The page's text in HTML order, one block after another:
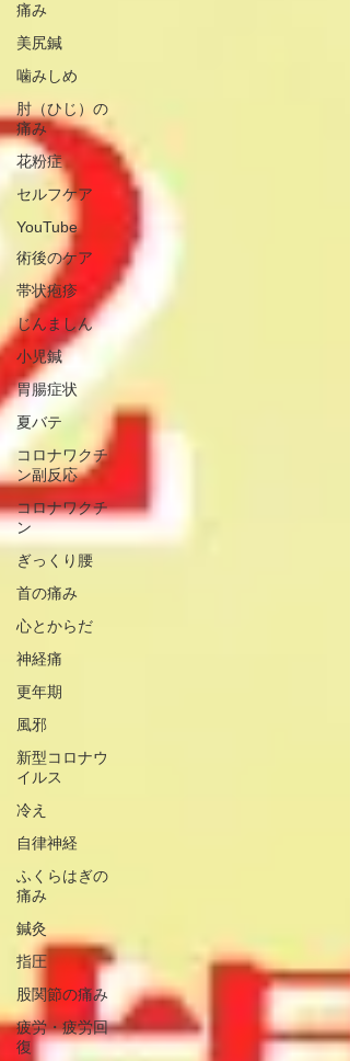
痛み
美尻鍼
噛みしめ
肘（ひじ）の
痛み
花粉症
セルフケア
YouTube
術後のケア
帯状疱疹
じんましん
小児鍼
胃腸症状
夏バテ
コロナワクチ
ン副反応
コロナワクチ
ン
ぎっくり腰
首の痛み
心とからだ
神経痛
更年期
風邪
新型コロナウ
イルス
冷え
自律神経
ふくらはぎの
痛み
鍼灸
指圧
股関節の痛み
疲労・疲労回
復